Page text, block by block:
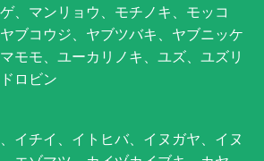
、マンリョウ、モチノキ、モッコ
ブコウジ、ヤブツバキ、ヤブニッケ
モモ、ユーカリノキ、ユズ、ユズリ
ロビン
イチイ、イトヒバ、イヌガヤ、イヌ